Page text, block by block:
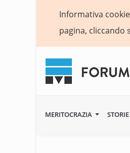
Informativa
pagina, cliccando
MERITOCRAZIA